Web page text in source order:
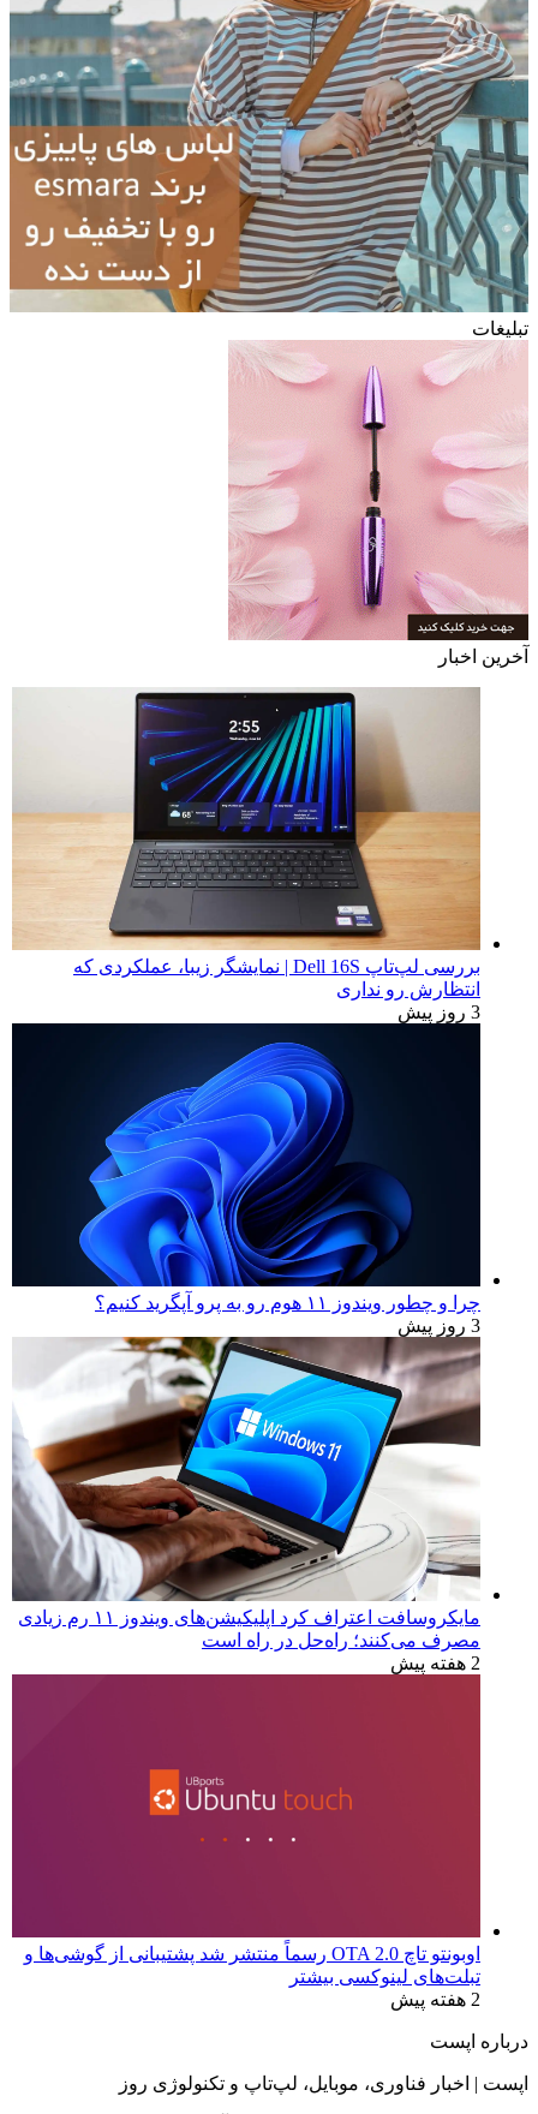
تبلیغات
آخرین اخبار
بررسی لپ‌تاپ Dell 16S | نمایشگر زیبا، عملکردی که
انتظارش رو نداری
3 روز پیش
چرا و چطور ویندوز ۱۱ هوم رو به پرو آپگرید کنیم؟
3 روز پیش
مایکروسافت اعتراف کرد اپلیکیشن‌های ویندوز ۱۱ رم زیادی
مصرف می‌کنند؛ راه‌حل در راه است
2 هفته پیش
اوبونتو تاچ OTA 2.0 رسماً منتشر شد پشتیبانی از گوشی‌ها و
تبلت‌های لینوکسی بیشتر
2 هفته پیش
درباره اپست
اپست | اخبار فناوری، موبایل، لپ‌تاپ و تکنولوژی روز